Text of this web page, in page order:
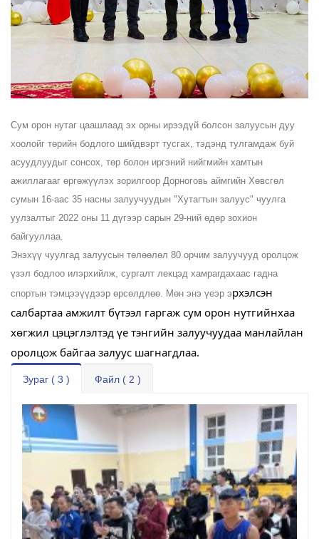
Сум орон нутаг цаашлаад эх орны ирээдүй болсон залуусын дуу
хоолойг төрийн бодлого шийдвэрт тусгах, тэдэнд тулгамдаж буй
асуудлуудыг сонсох, төр болон иргэний нийгмийн хамтын
ажиллагааг өргөжүүлэх зорилгоор Дорноговь аймгийн Хөвсгөл
сумын 16-аас 35 насны залуучуудын "Хутагтын залуус" чуулга
уулзалтыг 2022 оны 11 дүгээр сарын 29-ний өдөр зохион
байгууллаа.
Энэхүү чуулгад залуусын төлөөлөл 80 орчим залуучууд оролцож
үзэл бодлоо илэрхийлж, сургалт лекцэд хамрагдахаас гадна
спортын тэмцээүүдээр өрсөлдлөө. Мөн энэ үеэр эрхэлсэн
салбартаа амжилт бүтээл гаргаж сум орон нутгийнхаа
хөгжил цэцэглэлтэд үе тэнгийн залуучуудаа манлайлан
оролцож байгаа залуус шагнагдлаа.
Зураг ( 3 ) Файл ( 2 )